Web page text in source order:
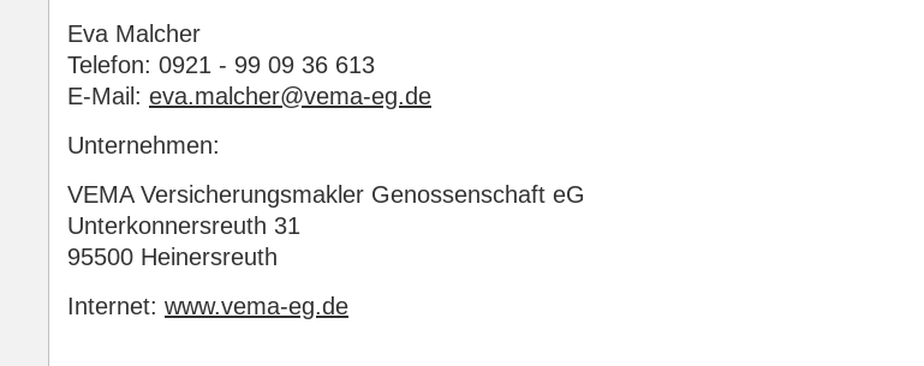
Eva Malcher
Telefon: 0921 - 99 09 36 613
E-Mail: eva.malcher@vema-eg.de
Unternehmen:
VEMA Versicherungsmakler Genossenschaft eG
Unterkonnersreuth 31
95500 Heinersreuth
Internet: www.vema-eg.de